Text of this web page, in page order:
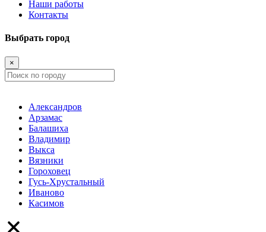
Наши работы
Контакты
Выбрать город
×
Александров
Арзамас
Балашиха
Владимир
Выкса
Вязники
Гороховец
Гусь-Хрустальный
Иваново
Касимов